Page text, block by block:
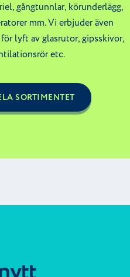
gångtunnlar, körunderlägg,
mm. Vi erbjuder även
lyft av glasrutor, gipsskivor,
etc.
SORTIMENTET